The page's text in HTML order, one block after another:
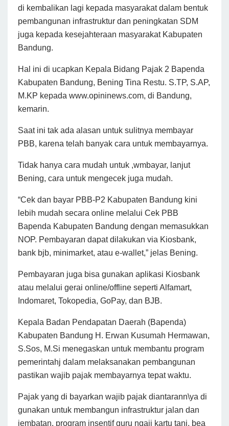
di kembalikan lagi kepada masyarakat dalam bentuk
pembangunan infrastruktur dan peningkatan SDM
juga kepada kesejahteraan masyarakat Kabupaten
Bandung.
Hal ini di ucapkan Kepala Bidang Pajak 2 Bapenda
Kabupaten Bandung, Bening Tina Restu. S.TP, S.AP,
M.KP kepada www.opininews.com, di Bandung,
kemarin.
Saat ini tak ada alasan untuk sulitnya membayar
PBB, karena telah banyak cara untuk membayarnya.
Tidak hanya cara mudah untuk ,wmbayar, lanjut
Bening, cara untuk mengecek juga mudah.
“Cek dan bayar PBB-P2 Kabupaten Bandung kini
lebih mudah secara online melalui Cek PBB
Bapenda Kabupaten Bandung dengan memasukkan
NOP. Pembayaran dapat dilakukan via Kiosbank,
bank bjb, minimarket, atau e-wallet,” jelas Bening.
Pembayaran juga bisa gunakan aplikasi Kiosbank
atau melalui gerai online/offline seperti Alfamart,
Indomaret, Tokopedia, GoPay, dan BJB.
Kepala Badan Pendapatan Daerah (Bapenda)
Kabupaten Bandung H. Erwan Kusumah Hermawan,
S.Sos, M.Si menegaskan untuk membantu program
pemerintahj dalam melaksanakan pembangunan
pastikan wajib pajak membayarnya tepat waktu.
Pajak yang di bayarkan wajib pajak diantarann\ya di
gunakan untuk membangun infrastruktur jalan dan
jembatan, program insentif guru ngaji kartu tani, bea